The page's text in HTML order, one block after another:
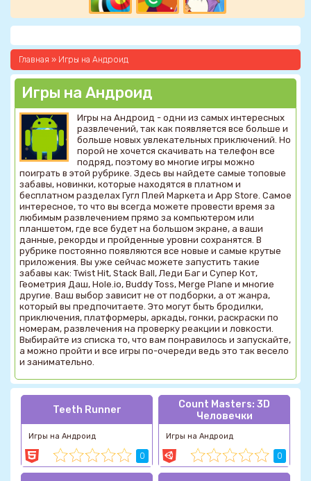
Главная » Игры на Андроид
Игры на Андроид
Игры на Андроид - одни из самых интересных
развлечений, так как появляется все больше и
больше новых увлекательных приключений. Но
порой не хочется скачивать на телефон все
подряд, поэтому во многие игры можно
поиграть в этой рубрике. Здесь вы найдете самые топовые
забавы, новинки, которые находятся в платном и
бесплатном разделах Гугл Плей Маркета и App Store. Самое
интересное, то что вы всегда можете провести время за
любимым развлечением прямо за компьютером или
планшетом, где все будет на большом экране, а ваши
данные, рекорды и пройденные уровни сохранятся. В
рубрике постоянно появляются все новые и самые крутые
приложения. Вы уже сейчас можете запустить такие
забавы как: Twist Hit, Stack Ball, Леди Баг и Супер Кот,
Геометрия Даш, Hole.io, Buddy Toss, Merge Plane и многие
другие. Ваш выбор зависит не от подборки, а от жанра,
который вы предпочитаете. Это могут быть бродилки,
приключения, платформеры, аркады, гонки, раскраски по
номерам, развлечения на проверку реакции и ловкости.
Выбирайте из списка то, что вам понравилось и запускайте,
а можно пройти и все игры по-очереди ведь это так весело
и занимательно.
Teeth Runner
Игры на Андроид
0
Count Masters: 3D
Человечки
Игры на Андроид
0